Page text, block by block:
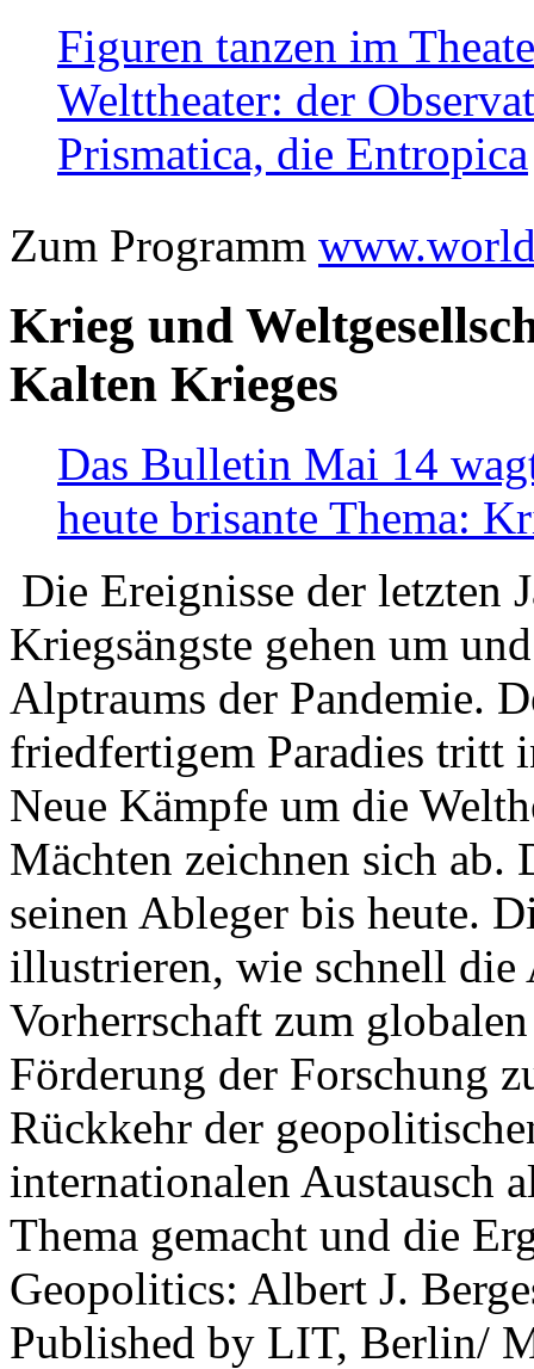
Figuren tanzen im
Welttheater: der
Prismatica, die Entropica
Zum Programm
Krieg und
Kalten Krieges
Das Bulletin Mai 14
heute brisante Thema:
Die Ereignisse der letzten
Kriegsängste gehen um
Alptraums der Pandemie.
friedfertigem Paradies tritt
Neue Kämpfe um die
Mächten zeichnen sich
seinen Ableger bis heute.
illustrieren, wie schnell die
Vorherrschaft zum
Förderung der Forschung
Rückkehr der
internationalen Austausch
Thema gemacht und die
Geopolitics: Albert J.
Published by LIT, Berlin/